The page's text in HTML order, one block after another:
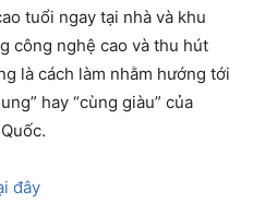
tuổi ngay tại nhà và khu
công nghệ cao và thu hút
là cách làm nhằm hướng tới
hay “cùng giàu” của
đây